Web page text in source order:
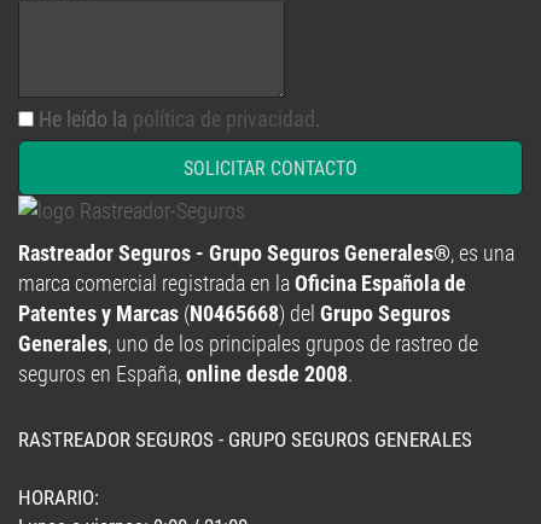
SOLICITAR CONTACTO
Rastreador Seguros - Grupo Seguros Generales®
marca comercial registrada en laOficina Española de
Patentes y Marcas(N0465668) delGrupo Seguros
Generales, uno de los principales grupos de rastreo de
seguros en España,online desde 2008.
Lunes a viernes: 9:00 / 21:00
Sábados: 10:00 / 14:00